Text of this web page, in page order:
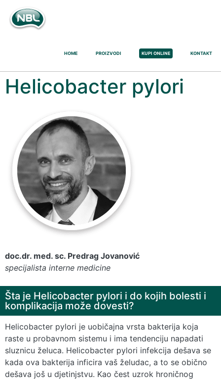
HOME PROIZVODI KUPI ONLINE KONTAKT
Helicobacter pylori
doc.dr. med. sc. Predrag Jovanović
specijalista interne medicine​​
Šta je Helicobacter pylori i do kojih bolesti i
komplikacija može dovesti?
Helicobacter pylori je uobičajna vrsta bakterija koja
raste u probavnom sistemu i ima tendenciju napadati
sluznicu želuca. Helicobacter pylori infekcija dešava se
kada ova bakterija inficira vaš želudac, a to se obično
dešava još u djetinjstvu. Kao čest uzrok hroničnog